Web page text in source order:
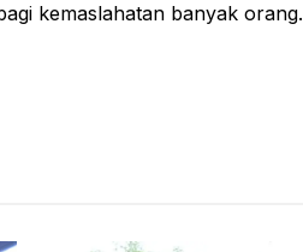
kemaslahatan banyak orang.